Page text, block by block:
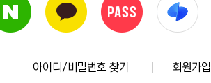
아이디/비밀번호 찾기 회원가입